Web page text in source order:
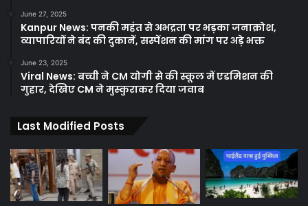
June 27, 2025
Kanpur News: पनकी महंत से अभद्रता पर भड़का जनाक्रोश,
व्यापारियों ने बंद की दुकानें, सस्पेंशन की मांग पर अड़े भक्त
June 23, 2025
Viral News: बच्ची ने CM योगी से की स्कूल में एडमिशन की
गुहार, देखिए CM ने मुस्कुराकर दिया जवाब
Last Modified Posts